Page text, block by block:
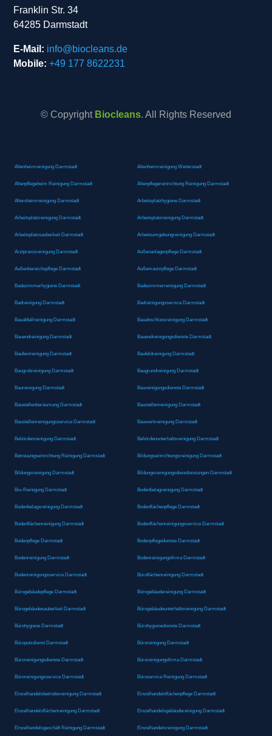
Franklin Str. 34
64285 Darmstadt
E-Mail: info@biocleans.de
Mobile: +49 177 8622231
© Copyright Biocleans. All Rights Reserved
Altenheimreinigung Darmstadt Altenheimreinigung Weiterstadt
Altenpflegeheim Reinigung Darmstadt Altenpflegereinrichtung Reinigung Darmstadt
Altersheimreinigung Darmstadt Arbeitsplatzhygiene Darmstadt
Arbeitsplatzreinigung Darmstadt Arbeitsplatzreinigung Darmstadt
Arbeitsplatzsauberkeit Darmstadt Arbeitsumgebungreinigung Darmstadt
Arztpraxisreinigung Darmstadt Außenanlagenpflege Darmstadt
Außenbereichspflege Darmstadt Außenraumpflege Darmstadt
Badezimmerhygiene Darmstadt Badezimmerreinigung Darmstadt
Badreinigung Darmstadt Badreinigungsservice Darmstadt
Bauabfallreinigung Darmstadt Bauabschlussreinigung Darmstadt
Bauendreinigung Darmstadt Bauendreinigungsdienste Darmstadt
Baufeinreinigung Darmstadt Baufeldreinigung Darmstadt
Baugrobreinigung Darmstadt Baugrundreinigung Darmstadt
Baureinigung Darmstadt Baureinigungsdienste Darmstadt
Baustellenberäumung Darmstadt Baustellenreinigung Darmstadt
Baustellenreinigungsservice Darmstadt Bauwerkreinigung Darmstadt
Behördenreinigung Darmstadt Behördenunterhaltsreinigung Darmstadt
Betreuungseinrichtung Reinigung Darmstadt Bildungseinrichtungsreinigung Darmstadt
Bildungsreinigung Darmstadt Bildungsreinigungsdienstleistungen Darmstadt
Bio-Reinigung Darmstadt Bodenbelagreinigung Darmstadt
Bodenbelagsreinigung Darmstadt Bodenflächenpflege Darmstadt
Bodenflächenreinigung Darmstadt Bodenflächenreinigungsservice Darmstadt
Bodenpflege Darmstadt Bodenpflegedienste Darmstadt
Bodenreinigung Darmstadt Bodenreinigungsfirma Darmstadt
Bodenreinigungsservice Darmstadt Büroflächenreinigung Darmstadt
Bürogebäudepflege Darmstadt Bürogebäudereinigung Darmstadt
Bürogebäudesauberkeit Darmstadt Bürogebäudeunterhaltsreinigung Darmstadt
Bürohygiene Darmstadt Bürohygienedienste Darmstadt
Büroputzdienst Darmstadt Büroreinigung Darmstadt
Büroreinigungsdienste Darmstadt Büroreinigungsfirma Darmstadt
Büroreinigungsservice Darmstadt Büroservice Reinigung Darmstadt
Einzelhandelsbetriebsreinigung Darmstadt Einzelhandelsflächenpflege Darmstadt
Einzelhandelsflächenreinigung Darmstadt Einzelhandelsgebäudereinigung Darmstadt
Einzelhandelsgeschäft Reinigung Darmstadt Einzelhandelsreinigung Darmstadt